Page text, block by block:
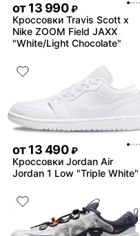
от13 990 ₽
Кроссовки Travis Scott x
Nike ZOOM Field JAXX
"White/Light Chocolate"
от13 490 ₽
Кроссовки Jordan Air
Jordan 1 Low "Triple White"